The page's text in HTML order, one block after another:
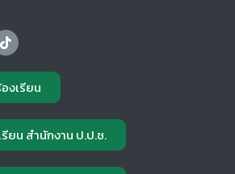
งเรียน
ยน สำนักงาน ป.ป.ช.